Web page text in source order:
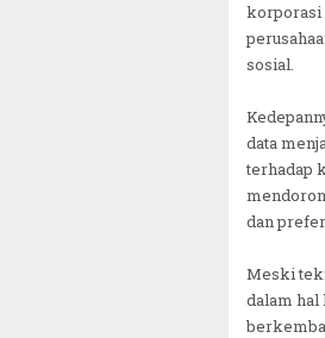
korporasi
sosial.
data
terhadap
dan
Meski
dalam hal